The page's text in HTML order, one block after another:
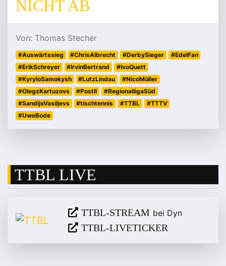
ICHT AB
Von: Thomas Stecher
#Auswärtssieg #ChrisAlbrecht #DerbySieger
#EdelFan
#ErikSchreyer
#IrvinBertrand
#IvoQuett
#KyryloSamokysh
#LutzLindau
#NicoMüller
#OlegsKartuzovs
#PostII
#RegionalligaSüd
#SandijsVasiljevs
#tischtennis #TTBL
#TTTV
#UweBode
TTBL LIVE
TTBL-STREAM bei Dyn
TTBL-LIVETICKER